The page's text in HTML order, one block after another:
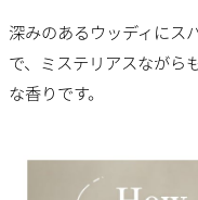
深みのあるウッディにス
で、ミステリアスながら
な香りです。